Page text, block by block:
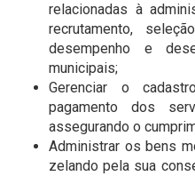
relacionadas à
recrutamento,
desempenho e
municipais;
Gerenciar o
pagamento dos
assegurando o
Administrar os bens
zelando pela sua